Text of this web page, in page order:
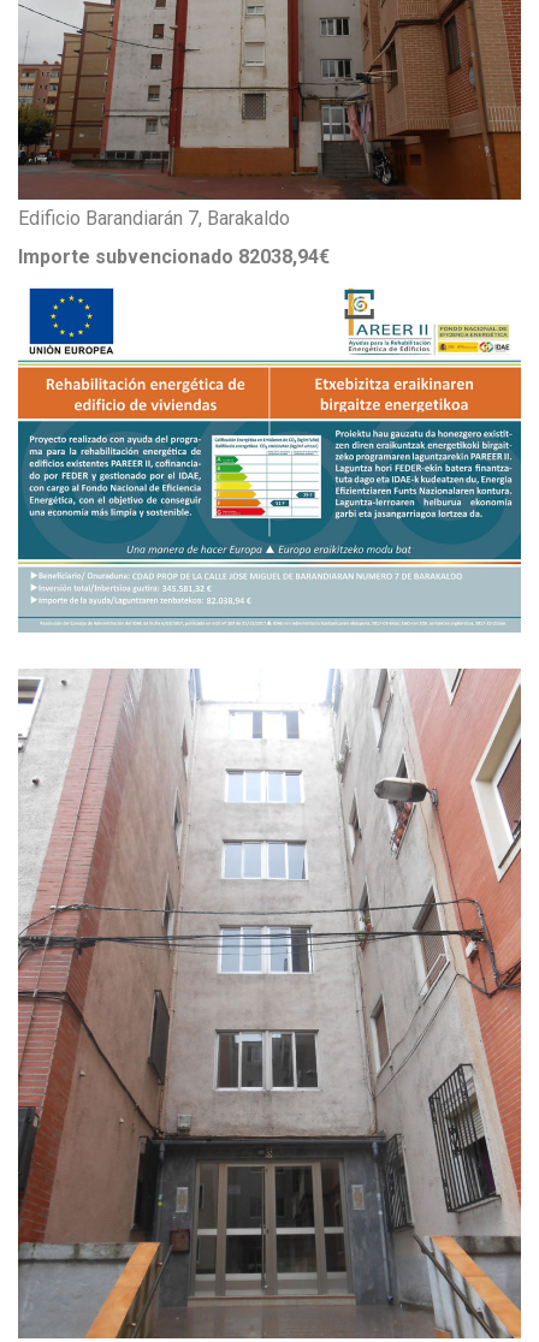
Edificio Barandiarán 7, Barakaldo
Importe subvencionado 82038,94€